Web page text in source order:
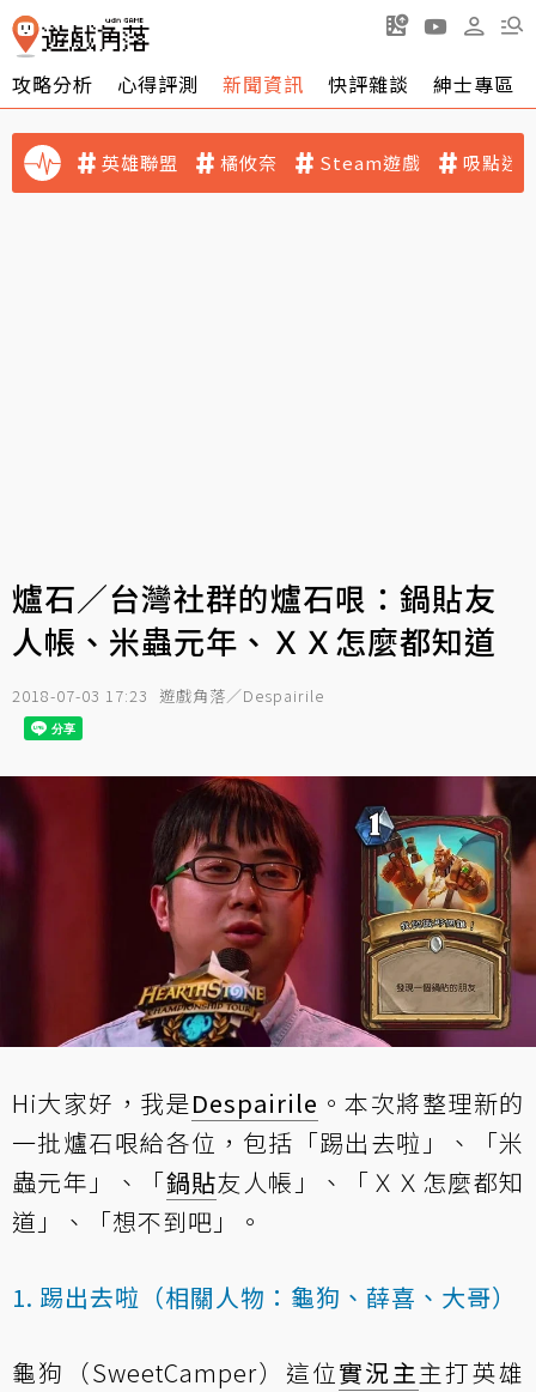
攻略分析 心得評測 新聞資訊 快評雜談 紳士專區
英雄聯盟 橘攸奈 Steam遊戲 吸點迷
爐石／台灣社群的爐石哏：鍋貼友
人帳、米蟲元年、ＸＸ怎麼都知道
2018-07-03 17:23 遊戲角落／Despairile
Hi大家好，我是Despairile 。本次將整理新的
一批爐石哏給各位，包括「踢出去啦」、「米
蟲元年」、「鍋貼友人帳」、「ＸＸ怎麼都知
道」、「想不到吧」。
1. 踢出去啦（相關人物：龜狗、薛喜、大哥）
龜狗（SweetCamper）這位實況主主打英雄